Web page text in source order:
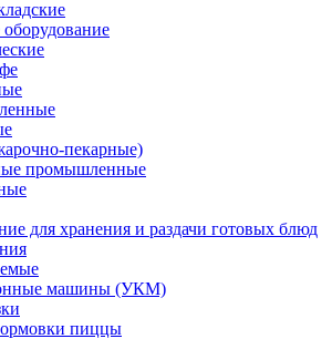
пекарные)
промышленные
для хранения и раздачи готовых блюд
машины (УКМ)
пиццы